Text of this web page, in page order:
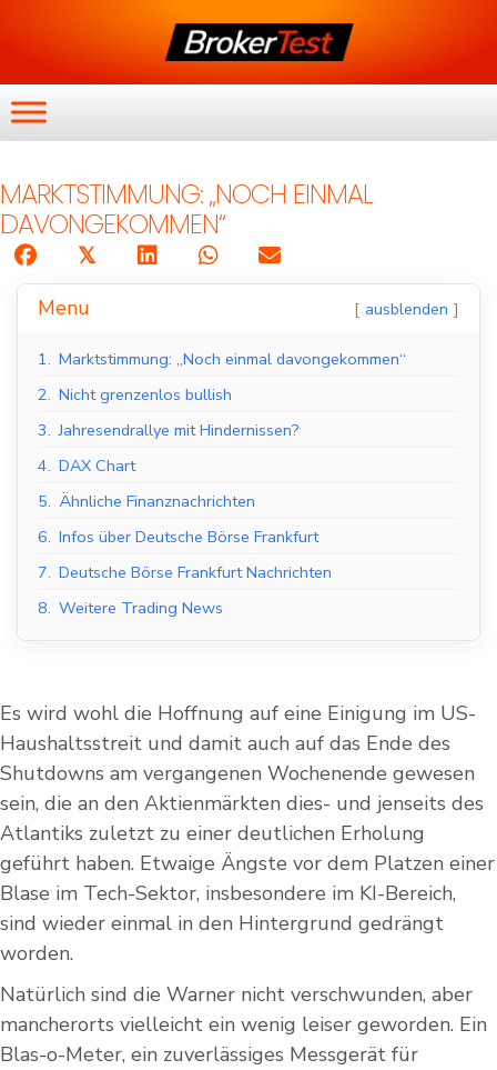
MARKTSTIMMUNG: „NOCH EINMAL
DAVONGEKOMMEN“
𝕏
Menu ausblenden
1. Marktstimmung: „Noch einmal davongekommen“
2. Nicht grenzenlos bullish
3. Jahresendrallye mit Hindernissen?
4. DAX Chart
5. Ähnliche Finanznachrichten
6. Infos über Deutsche Börse Frankfurt
7. Deutsche Börse Frankfurt Nachrichten
8. Weitere Trading News
Es wird wohl die Hoffnung auf eine Einigung im US-
Haushaltsstreit und damit auch auf das Ende des
Shutdowns am vergangenen Wochenende gewesen
sein, die an den Aktienmärkten dies- und jenseits des
Atlantiks zuletzt zu einer deutlichen Erholung
geführt haben. Etwaige Ängste vor dem Platzen einer
Blase im Tech-Sektor, insbesondere im KI-Bereich,
sind wieder einmal in den Hintergrund gedrängt
worden.
Natürlich sind die Warner nicht verschwunden, aber
mancherorts vielleicht ein wenig leiser geworden. Ein
Blas-o-Meter, ein zuverlässiges Messgerät für